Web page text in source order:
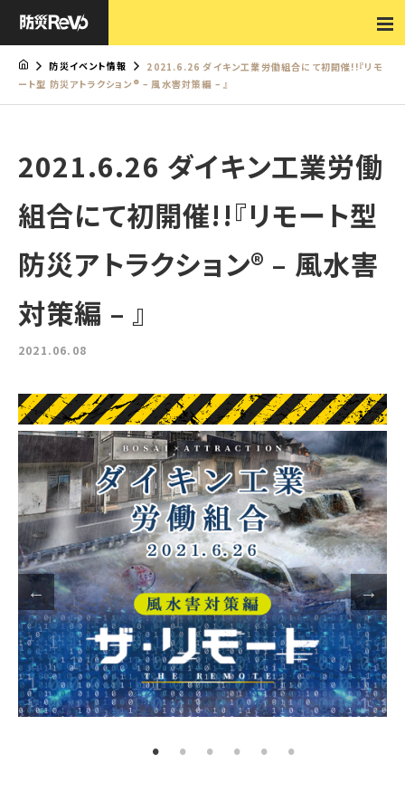
防災イベント情報
2021.6.26 ダイキン工業労働組合にて初開催!!『リモ
ート型 防災アトラクション® – 風水害対策編 – 』
2021.6.26 ダイキン工業労働
組合にて初開催!!『リモート型
防災アトラクション® – 風水害
対策編 – 』
2021.06.08